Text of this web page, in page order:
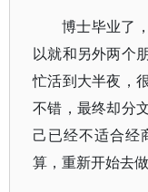
博士毕业了
以就和另外两个
忙活到大半夜，
不错，最终却分
己已经不适合经
算，重新开始去做